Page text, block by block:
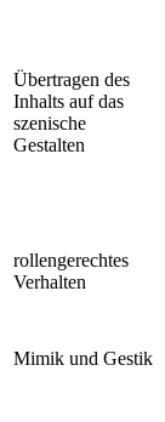
Übertragen des
Inhalts auf das
szenische
Gestalten
rollengerechtes
Verhalten
Mimik und Gestik